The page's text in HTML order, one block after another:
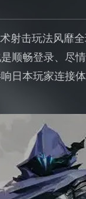
射击玩法风靡
顺畅登录、尽
日本玩家连接